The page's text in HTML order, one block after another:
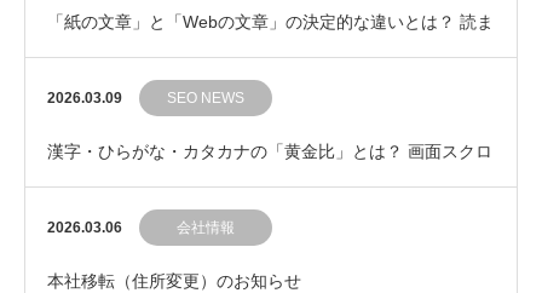
「紙の文章」と「Webの文章」の決定的な違いとは？ 読ま
れるWeb記事の鉄則
2026.03.09 SEO NEWS
漢字・ひらがな・カタカナの「黄金比」とは？ 画面スクロ
ールの手を止めない文章の見た目コントロール
2026.03.06 会社情報
本社移転（住所変更）のお知らせ